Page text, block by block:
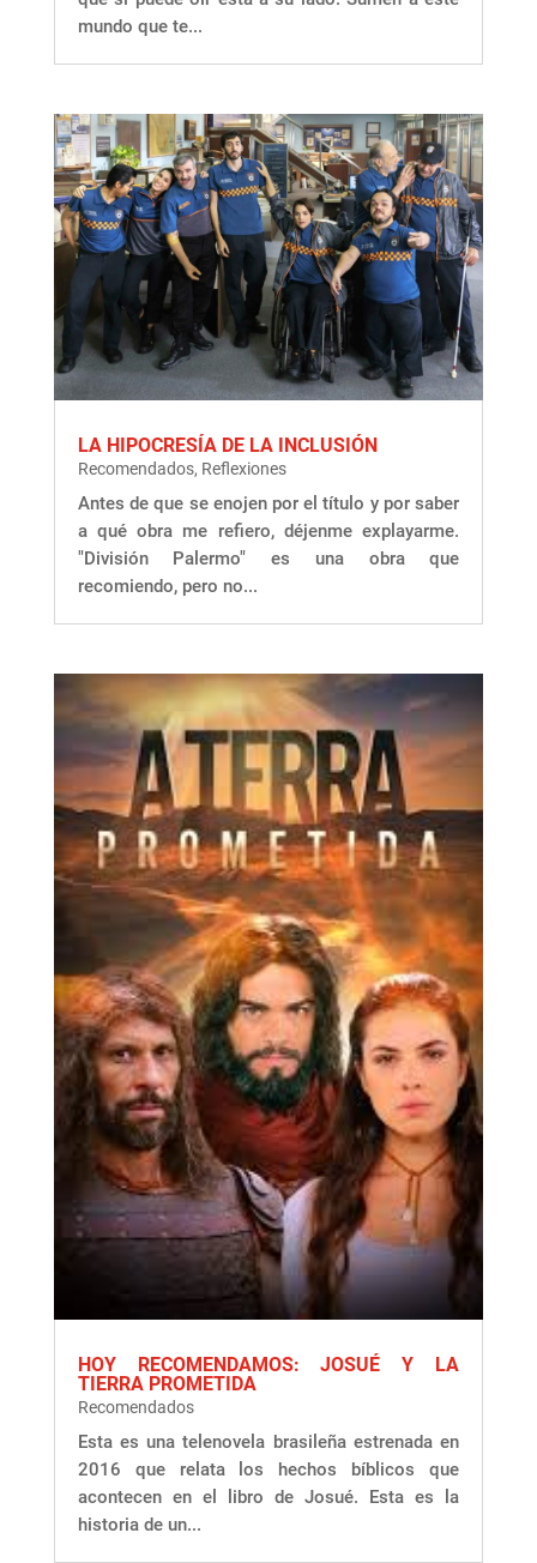
mundo que te...
LA HIPOCRESÍA DE LA INCLUSIÓN
Recomendados, Reflexiones
Antes de que se enojen por el título y por saber
a qué obra me refiero, déjenme explayarme.
"División Palermo" es una obra que
recomiendo, pero no...
HOY RECOMENDAMOS: JOSUÉ Y LA
TIERRA PROMETIDA
Recomendados
Esta es una telenovela brasileña estrenada en
2016 que relata los hechos bíblicos que
acontecen en el libro de Josué. Esta es la
historia de un...